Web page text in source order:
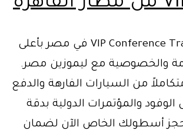
VIP Conference Transportation في مصر بأعلى
والخصوصية مع ليموزين مصر.
من السيارات الفارهة والدفع
الوفود والمؤتمرات الدولية بدقة
احجز أسطولك الخاص الآن لضمان